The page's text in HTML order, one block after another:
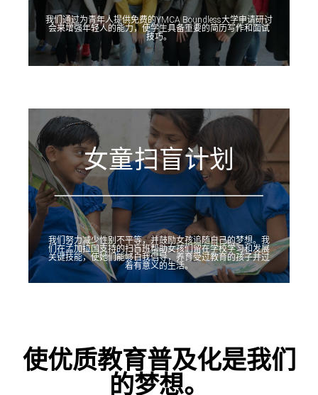
我们通过为青年人提供免费的YMCA Boundless大学申请研讨
会来增强年轻人的能力，使学生具备重要的简历写作和面试
技巧。
女童扫盲计划
我们努力减少性别不平等，并鼓励女孩追随自己的梦想。我
们在孟加拉国支持的扫盲班帮助女孩们留在学校学习和发展
关键技能，使她们能够自我倡导，养育受过教育的孩子并过
着有意义的生活。
使优质教育普及化是我们
的梦想。